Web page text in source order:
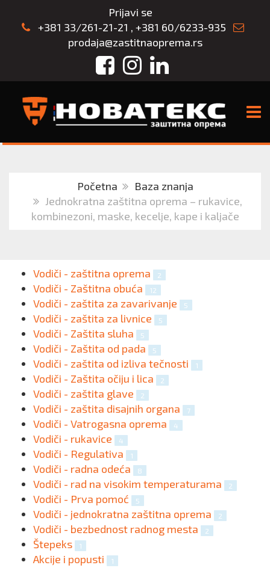
Prijavi se
+381 33/261-21-21 , +381 60/6233-935
prodaja@zastitnaoprema.rs
FacebookInstagram
LinkedIn
Početna
Baza znanja
Jednokratna zaštitna oprema – rukavice,
kombinezoni, maske, kecelje, kape i kaljače
Vodiči - zaštitna oprema 2
Vodiči - Zaštitna obuća 12
Vodiči - zaštita za zavarivanje 5
Vodiči - zaštita za livnice 5
Vodiči - Zaštita sluha 5
Vodiči - Zaštita od pada 5
Vodiči - zaštita od izliva tečnosti 1
Vodiči - Zaštita očiju i lica 2
Vodiči - zaštita glave 2
Vodiči - zaštita disajnih organa 7
Vodiči - Vatrogasna oprema 4
Vodiči - rukavice 4
Vodiči - Regulativa 1
Vodiči - radna odeća 8
Vodiči - rad na visokim temperaturama 2
Vodiči - Prva pomoć 5
Vodiči - jednokratna zaštitna oprema 2
Vodiči - bezbednost radnog mesta 2
Štepeks 1
Akcije i popusti 1